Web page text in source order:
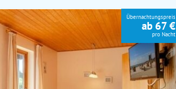
Übernachtungspreis
ab 67 €
pro Nacht